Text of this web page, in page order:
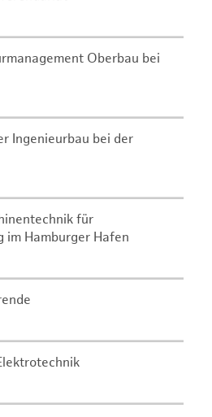
Oberbau bei
Ingenieurbau bei der
für
im Hamburger Hafen